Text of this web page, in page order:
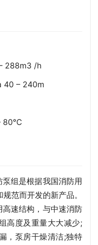
288m3 /h
– 240m
80℃
组是根据我国消防用
范而开发的新产品。
速结构，与中速消防
高度及重量大大减少;
，泵房干燥清洁;独特